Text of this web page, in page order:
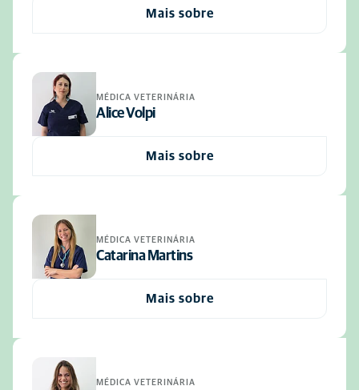
Mais sobre
MÉDICA VETERINÁRIA
Alice Volpi
Mais sobre
MÉDICA VETERINÁRIA
Catarina Martins
Mais sobre
MÉDICA VETERINÁRIA